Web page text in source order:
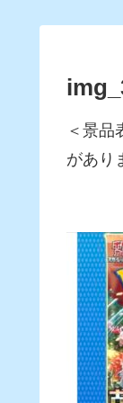
＜景品
があり